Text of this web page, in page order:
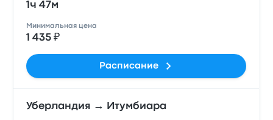
1ч 47м
Минимальная цена
1 435 ₽
Расписание
Уберландия → Итумбиара